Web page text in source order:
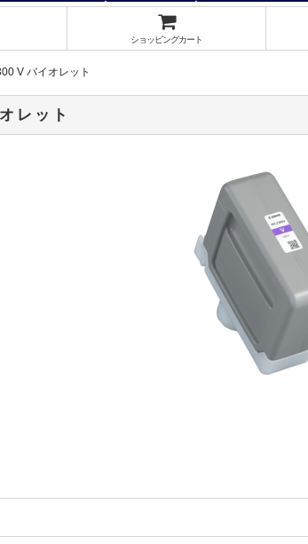
ショッピングカート
V バイオレット
レット